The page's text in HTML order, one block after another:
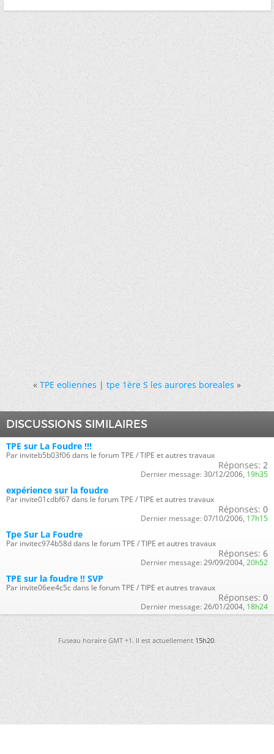
« TPE eoliennes|tpe 1ère S les aurores boreales »
DISCUSSIONS SIMILAIRES
TPE sur La Foudre !!!
Par inviteb5b03f06 dans le forum TPE / TIPE et autres travaux
Réponses: 2
Dernier message: 30/12/2006, 19h35
expérience sur la foudre
Par invite01cdbf67 dans le forum TPE / TIPE et autres travaux
Réponses: 0
Dernier message: 07/10/2006, 17h15
Tpe Sur La Foudre
Par invitec974b58d dans le forum TPE / TIPE et autres travaux
Réponses: 6
Dernier message: 29/09/2004, 20h52
TPE sur la foudre !! SVP
Par invite06ee4c5c dans le forum TPE / TIPE et autres travaux
Réponses: 0
Dernier message: 26/01/2004, 18h24
Fuseau horaire GMT +1. Il est actuellement15h20.